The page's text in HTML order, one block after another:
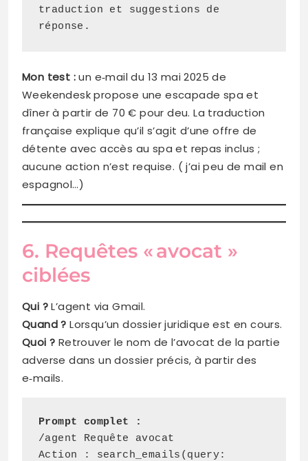
traduction et suggestions de
Mon test :un e‑mail du 13 mai 2025 de
Weekendesk propose une escapade spa et
dîner à partir de 70 € pour deu. La traduction
française explique qu’il s’agit d’une offre de
détente avec accès au spa et repas inclus ;
aucune action n’est requise. ( j’ai peu de mail en
espagnol…)
6. Requêtes « avocat »
ciblées
Qui ?L’agent via Gmail.
Quand ? Lorsqu’un dossier juridique est en cours.
Quoi ? Retrouver le nom de l’avocat de la partie
adverse dans un dossier précis, à partir des
e‑mails.
Prompt complet :
/agent Requête avocat
Action : search_emails(query: